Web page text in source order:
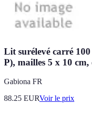
Lit surélevé carré
P), mailles 5 x 10 cm,
Gabiona FR
88.25 EURVoir le prix